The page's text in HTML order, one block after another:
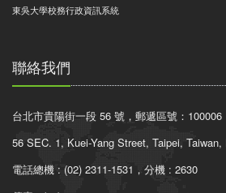
東吳大學校務行政資訊系統
聯絡我們
台北市貴陽街一段 56 號，郵遞區號：100006
56 SEC. 1, Kuei-Yang Street, Taipei, Taiwan,
電話總機 : (02) 2311-1531，分機 : 2630